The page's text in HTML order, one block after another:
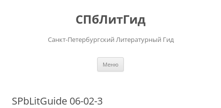
СПбЛитГид
Санкт-Петербургский Литературный Гид
Меню
SPbLitGuide 06-02-3